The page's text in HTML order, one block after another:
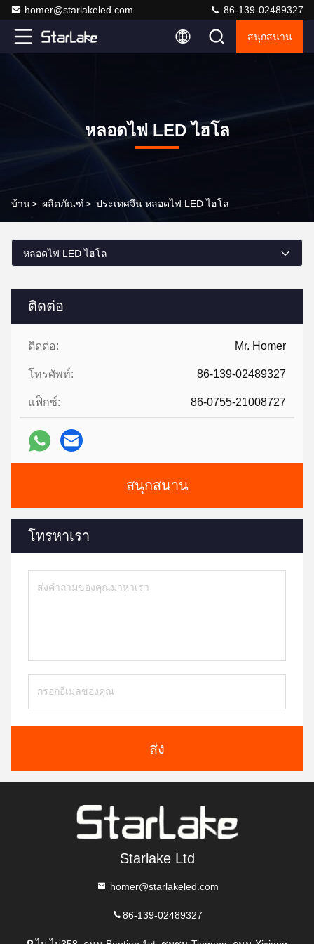
homer@starlakeled.com 86-139-02489327
สนุกสนาน
หลอดไฟ LED ไฮโล
บ้าน> ผลิตภัณฑ์> ประเทศจีน หลอดไฟ LED ไฮโล
ติดต่อ
ติดต่อ: Mr. Homer
โทรศัพท์: 86-139-02489327
แฟ็กซ์: 86-0755-21008727
สนุกสนาน
โทรหาเรา
ส่ง
หลอดไฟ LED ไฮโล
Starlake Ltd
homer@starlakeled.com
86-139-02489327